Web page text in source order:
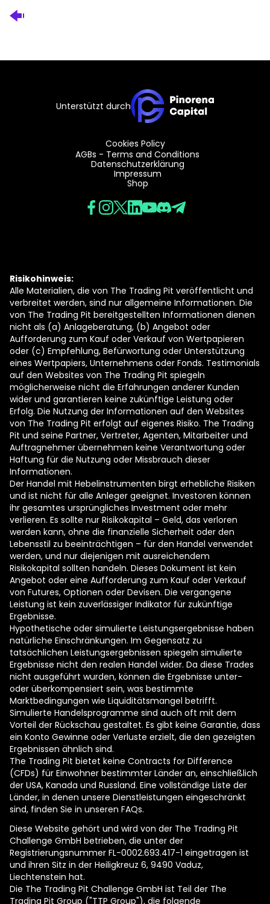
Unterstützt durch
Cookies Policy
AGBs - Terms and Conditions
Datenschutzerklärung
Impressum
Shop
Risikohinweis:
Alle Materialien, die von The Trading Pit veröffentlicht und
verbreitet werden, sind nur allgemeine Informationen. Die
von The Trading Pit bereitgestellten Informationen dienen
nicht als (a) Anlageberatung, (b) Angebot oder
Aufforderung zum Kauf oder Verkauf von Wertpapieren
oder (c) Empfehlung, Befürwortung oder Unterstützung
eines Wertpapiers, Unternehmens oder Fonds. Testimonials
auf den Websites von The Trading Pit spiegeln
möglicherweise nicht die Erfahrungen anderer Kunden
wider und garantieren keine zukünftige Leistung oder
Erfolg. Die Nutzung der Informationen auf den Websites
von The Trading Pit erfolgt auf eigenes Risiko. The Trading
Pit und seine Partner, Vertreter, Agenten, Mitarbeiter und
Auftragnehmer übernehmen keine Verantwortung oder
Haftung für die Nutzung oder Missbrauch dieser
Informationen.
Der Handel mit Hebelinstrumenten birgt erhebliche Risiken
und ist nicht für alle Anleger geeignet. Investoren können
ihr gesamtes ursprüngliches Investment oder mehr
verlieren. Es sollte nur Risikokapital – Geld, das verloren
werden kann, ohne die finanzielle Sicherheit oder den
Lebensstil zu beeinträchtigen – für den Handel verwendet
werden, und nur diejenigen mit ausreichendem
Risikokapital sollten handeln. Dieses Dokument ist kein
Angebot oder eine Aufforderung zum Kauf oder Verkauf
von Futures, Optionen oder Devisen. Die vergangene
Leistung ist kein zuverlässiger Indikator für zukünftige
Ergebnisse.
Hypothetische oder simulierte Leistungsergebnisse haben
natürliche Einschränkungen. Im Gegensatz zu
tatsächlichen Leistungsergebnissen spiegeln simulierte
Ergebnisse nicht den realen Handel wider. Da diese Trades
nicht ausgeführt wurden, können die Ergebnisse unter-
oder überkompensiert sein, was bestimmte
Marktbedingungen wie Liquiditätsmangel betrifft.
Simulierte Handelsprogramme sind auch oft mit dem
Vorteil der Rückschau gestaltet. Es gibt keine Garantie, dass
ein Konto Gewinne oder Verluste erzielt, die den gezeigten
Ergebnissen ähnlich sind.
The Trading Pit bietet keine Contracts for Difference
(CFDs) für Einwohner bestimmter Länder an, einschließlich
der USA, Kanada und Russland. Eine vollständige Liste der
Länder, in denen unsere Dienstleistungen eingeschränkt
sind, finden Sie in unseren FAQs.
Diese Website gehört und wird von der The Trading Pit
Challenge GmbH betrieben, die unter der
Registrierungsnummer FL-0002.693.417-1 eingetragen ist
und ihren Sitz in der Heiligkreuz 6, 9490 Vaduz,
Liechtenstein hat.
Die The Trading Pit Challenge GmbH ist Teil der The
Trading Pit Group ("TTP Group"), die folgende